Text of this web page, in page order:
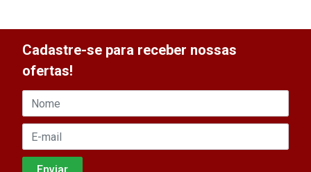
Cadastre-se para receber nossas
ofertas!